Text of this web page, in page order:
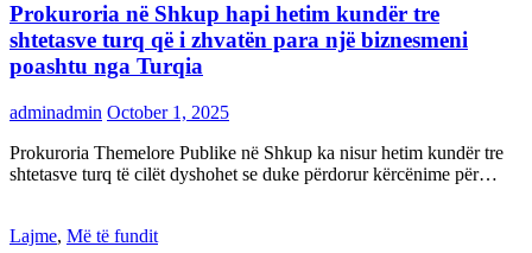
Prokuroria në Shkup hapi hetim kundër tre
shtetasve turq që i zhvatën para një biznesmeni
poashtu nga Turqia
adminadmin October 1, 2025
Prokuroria Themelore Publike në Shkup ka nisur hetim kundër tre
shtetasve turq të cilët dyshohet se duke përdorur kërcënime për…
Lajme, Më të fundit